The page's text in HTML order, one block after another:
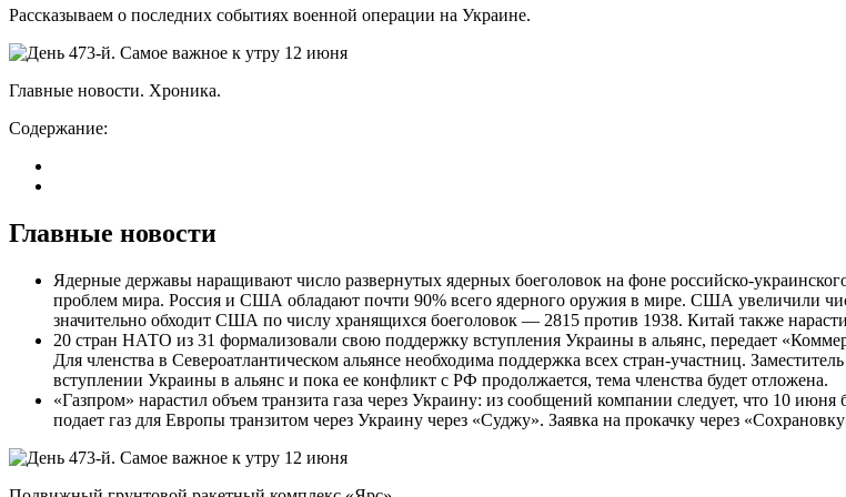
Рассказываем о последних событиях военной операции на Украине.
Главные новости. Хроника.
Содержание:
Главные новости
Ядерные державы наращивают число развернутых ядерных боеголовок на фоне российско-
проблем мира. Россия и США обладают почти 90% всего ядерного оружия в мире. США увеличили
значительно обходит США по числу хранящихся боеголовок — 2815 против 1938. Китай также
20 стран НАТО из 31 формализовали свою поддержку вступления Украины в альянс, передает
Для членства в Североатлантическом альянсе необходима поддержка всех стран-участниц.
вступлении Украины в альянс и пока ее конфликт с РФ продолжается, тема членства будет отложена.
«Газпром» нарастил объем транзита газа через Украину: из сообщений компании следует, что 10
подает газ для Европы транзитом через Украину через «Суджу». Заявка на прокачку через